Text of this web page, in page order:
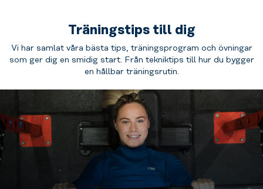
Träningstips till dig
Vi har samlat våra bästa tips, träningsprogram och övningar
som ger dig en smidig start. Från tekniktips till hur du bygger
en hållbar träningsrutin.